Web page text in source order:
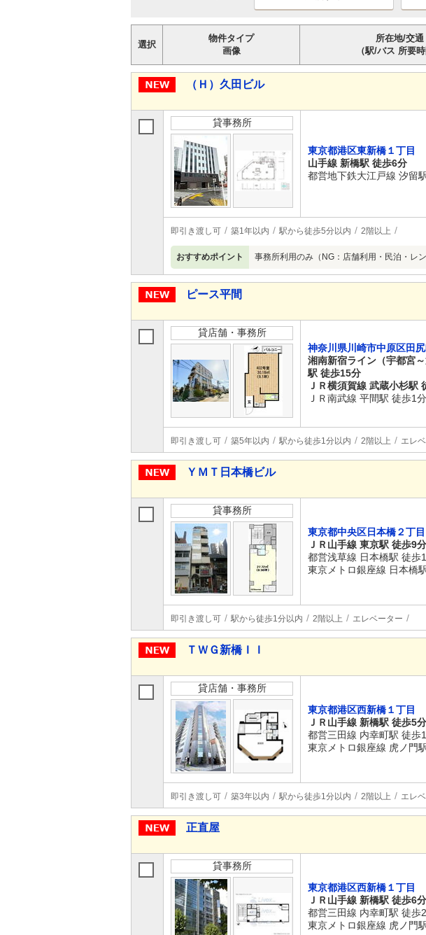
選択
物件タイプ
画像
所在地/交通
（駅/バス 所要時
（Ｈ）久田ビル
貸事務所
東京都港区東新橋１丁目
山手線 新橋駅 徒歩6分
都営地下鉄大江戸線 汐留
即引き渡し可 築1年以内 駅から徒歩5分以内 2階以上
おすすめポイント 事務所利用のみ（NG：店舗利用・民泊・レン
ピース平間
貸店舗・事務所
神奈川県川崎市中原区田
湘南新宿ライン（宇都宮
駅 徒歩15分
ＪＲ横須賀線 武蔵小杉駅
ＪＲ南武線 平間駅 徒歩1分
即引き渡し可 築5年以内 駅から徒歩1分以内 2階以上 エレ
ＹＭＴ日本橋ビル
貸事務所
東京都中央区日本橋２丁目
ＪＲ山手線 東京駅 徒歩9分
都営浅草線 日本橋駅 徒歩
東京メトロ銀座線 日本橋
即引き渡し可 駅から徒歩1分以内 2階以上 エレベーター
ＴＷＧ新橋ＩＩ
貸店舗・事務所
東京都港区西新橋１丁目
ＪＲ山手線 新橋駅 徒歩5分
都営三田線 内幸町駅 徒歩
東京メトロ銀座線 虎ノ門
即引き渡し可 築3年以内 駅から徒歩1分以内 2階以上 エレ
正直屋
貸事務所
東京都港区西新橋１丁目
ＪＲ山手線 新橋駅 徒歩6分
都営三田線 内幸町駅 徒歩
東京メトロ銀座線 虎ノ門